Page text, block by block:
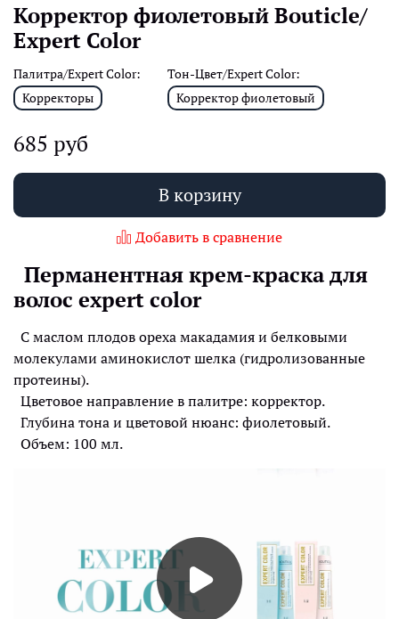
Корректор фиолетовый Bouticle/
Expert Color
Палитра/Expert Color:
Корректоры
Тон-Цвет/Expert Color:
Корректор фиолетовый
685 руб
В корзину
Добавить в сравнение
Перманентная крем-краска для
волос expert color
C маслом плодов ореха макадамия и белковыми
молекулами аминокислот шелка (гидролизованные
протеины).
Цветовое направление в палитре: корректор.
Глубина тона и цветовой нюанс: фиолетовый.
Объем: 100 мл.